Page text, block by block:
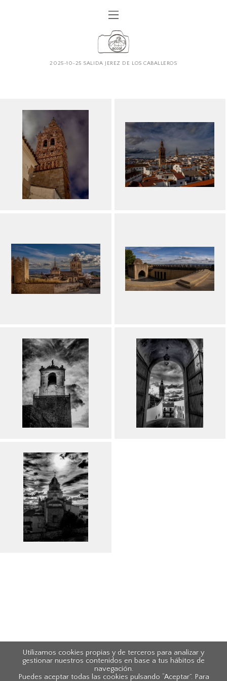
2025-10-25 SALIDA JEREZ DE LOS CABALLEROS
Utilizamos cookies propias y de terceros para analizar y
gestionar nuestros contenidos en base a tus hábitos de
navegación.
Puedes aceptar todas las cookies pulsando “Aceptar”. Para